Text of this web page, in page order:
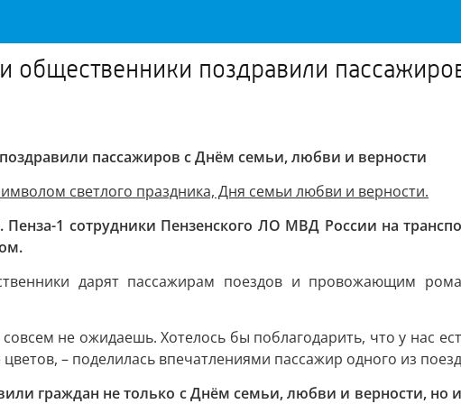
общественники поздравили
пассажиров с Днём семьи, любви и верности
светлого праздника, Дня семьи любви и верности.
1 сотрудники Пензенского ЛО МВД России на
дарят пассажирам поездов и провожающим
не ожидаешь. Хотелось бы поблагодарить, что у нас
– поделилась впечатлениями пассажир одного из
граждан не только с Днём семьи, любви и верности, но